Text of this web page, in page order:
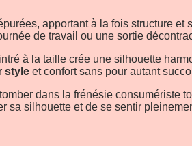
apportant à la fois structure et
de travail ou une sortie
à la taille crée une silhouette
style et confort sans pour autant
dans la frénésie consumériste
sa silhouette et de se sentir